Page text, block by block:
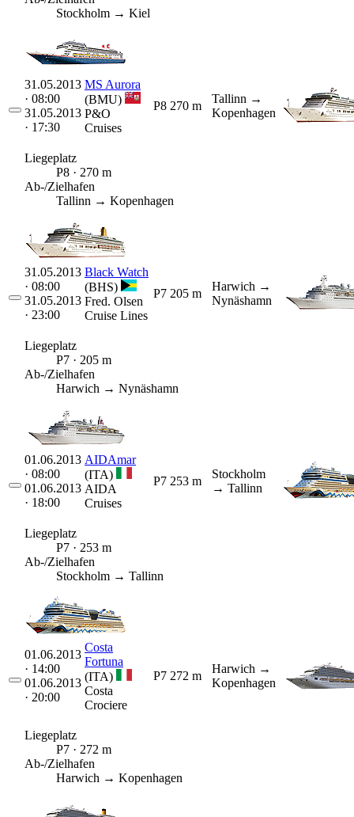
Stockholm → Kiel
31.05.2013
· 08:00
31.05.2013
· 17:30
MS Aurora
(BMU)
P&O
Cruises
P8 270 m
Tallinn →
Kopenhagen
Liegeplatz
P8 · 270 m
Ab-/Zielhafen
Tallinn → Kopenhagen
31.05.2013
· 08:00
31.05.2013
· 23:00
Black Watch
(BHS)
Fred. Olsen
Cruise Lines
P7 205 m
Harwich →
Nynäshamn
Liegeplatz
P7 · 205 m
Ab-/Zielhafen
Harwich → Nynäshamn
01.06.2013
· 08:00
01.06.2013
· 18:00
AIDAmar
(ITA)
AIDA
Cruises
P7 253 m
Stockholm
→ Tallinn
Liegeplatz
P7 · 253 m
Ab-/Zielhafen
Stockholm → Tallinn
01.06.2013
· 14:00
01.06.2013
· 20:00
Costa
Fortuna
(ITA)
Costa
Crociere
P7 272 m
Harwich →
Kopenhagen
Liegeplatz
P7 · 272 m
Ab-/Zielhafen
Harwich → Kopenhagen